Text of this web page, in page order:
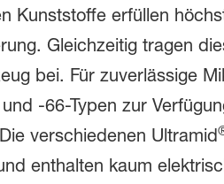
Kunststoffe erfüllen
Gleichzeitig tragen
bei. Für zuverlässige
-66-Typen zur
verschiedenen Ultramid
enthalten kaum